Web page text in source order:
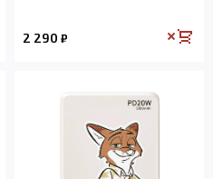
2 290 ₽